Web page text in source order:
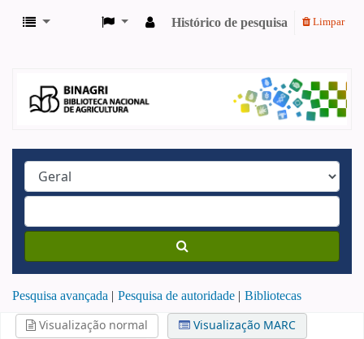
Histórico de pesquisa Limpar
Pesquisa avançada Pesquisa de autoridade Bibliotecas
Visualização normal
Visualização MARC